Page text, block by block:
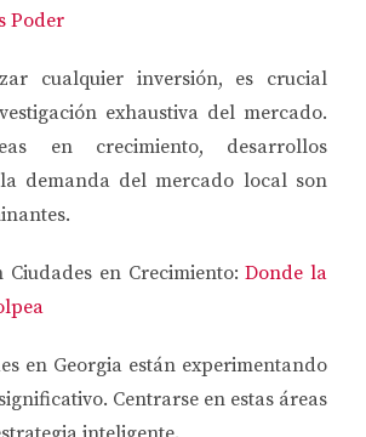
Poder
cualquier inversión, es crucial
exhaustiva del mercado.
en crecimiento, desarrollos
demanda del mercado local son
Ciudades en Crecimiento: Donde la
en Georgia están experimentando
Centrarse en estas áreas